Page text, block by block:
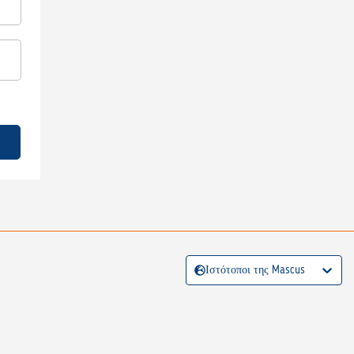
Ιστότοποι της Mascus